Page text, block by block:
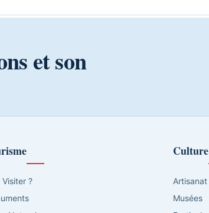
et son
Visiter ?
Culture
Artisanat
Musées